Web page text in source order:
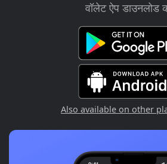
वॉलेट ऐप डाउनलोड
Also available on other